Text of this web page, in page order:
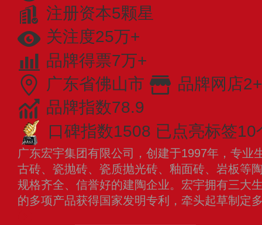
注册资本5颗星
关注度25万+
品牌得票7万+
广东省佛山市
品牌网店2+
品牌指数78.9
口碑指数1508 已点亮标签10
广东宏宇集团有限公司，创建于1997年，专业
古砖、瓷抛砖、瓷质抛光砖、釉面砖、岩板等
规格齐全、信誉好的建陶企业。宏宇拥有三大
的多项产品获得国家发明专利，牵头起草制定